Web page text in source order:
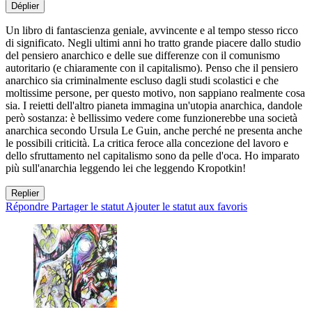
Déplier
Un libro di fantascienza geniale, avvincente e al tempo stesso ricco
di significato. Negli ultimi anni ho tratto grande piacere dallo studio
del pensiero anarchico e delle sue differenze con il comunismo
autoritario (e chiaramente con il capitalismo). Penso che il pensiero
anarchico sia criminalmente escluso dagli studi scolastici e che
moltissime persone, per questo motivo, non sappiano realmente cosa
sia. I reietti dell'altro pianeta immagina un'utopia anarchica, dandole
però sostanza: è bellissimo vedere come funzionerebbe una società
anarchica secondo Ursula Le Guin, anche perché ne presenta anche
le possibili criticità. La critica feroce alla concezione del lavoro e
dello sfruttamento nel capitalismo sono da pelle d'oca. Ho imparato
più sull'anarchia leggendo lei che leggendo Kropotkin!
Replier
Répondre Partager le statutAjouter le statut aux favoris